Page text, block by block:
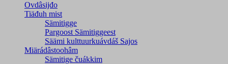
Ovdâsijđo
Tiäđuh mist
Sämitigge
Pargoost Sämitiggeest
Säämi kulttuurkuávdáš Sajos
Miärádâstoohâm
Sämitige čuákkim